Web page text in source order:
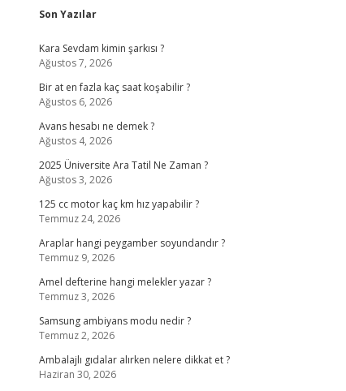
Sidebar
Son Yazılar
Kara Sevdam kimin şarkısı ?
Ağustos 7, 2026
Bir at en fazla kaç saat koşabilir ?
Ağustos 6, 2026
Avans hesabı ne demek ?
Ağustos 4, 2026
2025 Üniversite Ara Tatil Ne Zaman ?
Ağustos 3, 2026
125 cc motor kaç km hız yapabilir ?
Temmuz 24, 2026
Araplar hangi peygamber soyundandır ?
Temmuz 9, 2026
Amel defterine hangi melekler yazar ?
Temmuz 3, 2026
Samsung ambiyans modu nedir ?
Temmuz 2, 2026
Ambalajlı gıdalar alırken nelere dikkat et ?
Haziran 30, 2026